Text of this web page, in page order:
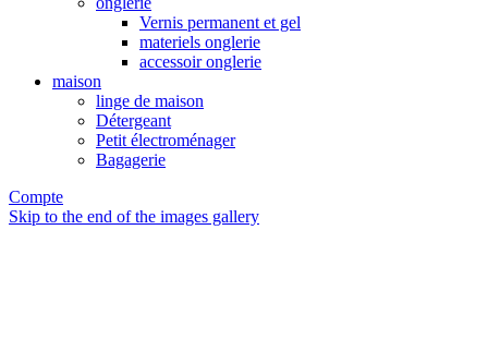
Vernis permanent et gel
materiels onglerie
accessoir onglerie
maison
linge de maison
Détergeant
Petit électroménager
Bagagerie
Compte
Skip to the end of the images gallery